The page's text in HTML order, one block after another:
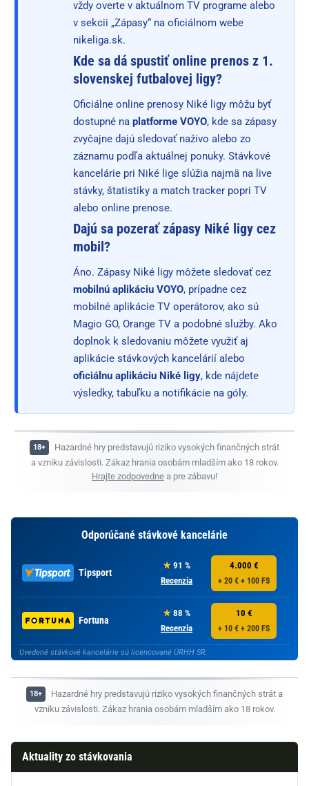
vždy overte v aktuálnom TV programe alebo
v sekcii „Zápasy“ na oficiálnom webe
nikeliga.sk.
Kde sa dá spustiť online prenos z 1.
slovenskej futbalovej ligy?
Oficiálne online prenosy Niké ligy môžu byť
dostupné na platforme VOYO, kde sa zápasy
zvyčajne dajú sledovať naživo alebo zo
záznamu podľa aktuálnej ponuky. Stávkové
kancelárie pri Niké lige slúžia najmä na live
stávky, štatistiky a match tracker popri TV
alebo online prenose.
Dajú sa pozerať zápasy Niké ligy cez
mobil?
Áno. Zápasy Niké ligy môžete sledovať cez
mobilnú aplikáciu VOYO, prípadne cez
mobilné aplikácie TV operátorov, ako sú
Magio GO, Orange TV a podobné služby. Ako
doplnok k sledovaniu môžete využiť aj
aplikácie stávkových kancelárií alebo
oficiálnu aplikáciu Niké ligy, kde nájdete
výsledky, tabuľku a notifikácie na góly.
Hazardné hry predstavujú riziko vysokých finančných strát
a vzniku závislosti. Zákaz hrania osobám mladším ako 18 rokov.
Hrajte zodpovedne a pre zábavu!
Odporúčané stávkové kancelárie
Tipsport
91 %
Recenzia
4.000 €
+ 20 € + 100 FS
Fortuna
88 %
Recenzia
10 €
+ 10 € + 200 FS
Uvedené stávkové kancelárie sú licencované ÚRHH SR.
Hazardné hry predstavujú riziko vysokých finančných strát a
vzniku závislosti. Zákaz hrania osobám mladším ako 18 rokov.
Aktuality zo stávkovania